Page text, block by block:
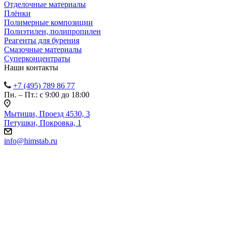
Отделочные материалы
Плёнки
Полимерные композиции
Полиэтилен, полипропилен
Реагенты для бурения
Смазочные материалы
Суперконцентраты
Наши контакты
+7 (495) 789 86 77
Пн. – Пт.: с 9:00 до 18:00
Мытищи, Проезд 4530, 3
Петушки, Покровка, 1
info@himstab.ru